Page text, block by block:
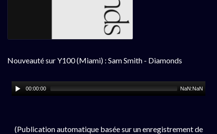
Nouveauté sur Y100 (Miami) : Sam Smith - Diamonds
00:00:00 NaN:NaN
(Publication automatique basée sur un enregistrement de